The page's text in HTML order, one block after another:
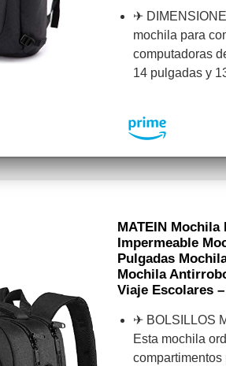
✈
mochila para
computadoras
14 pulgadas y
MATEIN
Impermeable
Pulgadas
Mochila
Viaje Escolares
✈ BOLSILLOS
Esta mochila